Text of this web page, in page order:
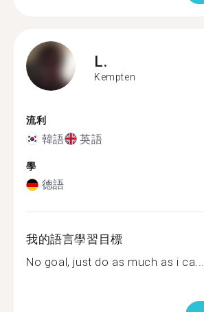
L.
Kempten
流利
韓語 英語
學
德語
我的語言學習目標
No goal, just do as much as i ca...